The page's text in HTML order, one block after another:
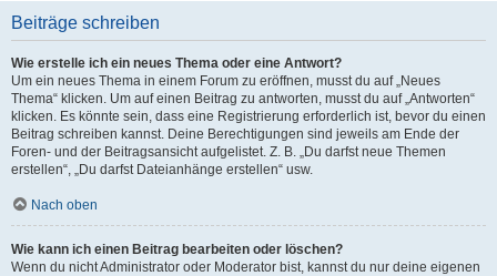
Beiträge schreiben
Wie erstelle ich ein neues Thema oder eine Antwort?
Um ein neues Thema in einem Forum zu eröffnen, musst du auf „Neues
Thema“ klicken. Um auf einen Beitrag zu antworten, musst du auf „Antworten“
klicken. Es könnte sein, dass eine Registrierung erforderlich ist, bevor du einen
Beitrag schreiben kannst. Deine Berechtigungen sind jeweils am Ende der
Foren- und der Beitragsansicht aufgelistet. Z. B. „Du darfst neue Themen
erstellen“, „Du darfst Dateianhänge erstellen“ usw.
Nach oben
Wie kann ich einen Beitrag bearbeiten oder löschen?
Wenn du nicht Administrator oder Moderator bist, kannst du nur deine eigenen